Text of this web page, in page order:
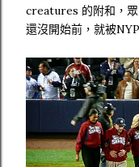
creatures 的附和，
還沒開始前，就被